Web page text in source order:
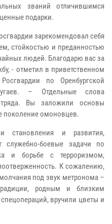
званий отличившимся
подарки.
зарекомендовал себя
стойкостью и преданностью
людей. Благодарю вас за
- отметил в приветственном
по Оренбургской
– Отдельные слова
Вы заложили основы
поколение омоновцев.
становления и развития,
служебно-боевые задачи по
и борьбе с терроризмом,
К сожалению,
под звук метронома –
родным и близким
вручили цветы и